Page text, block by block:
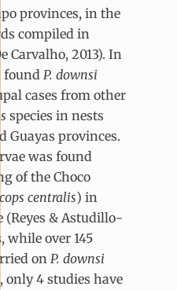
provinces, in the
compiled in
Carvalho, 2013). In
found P. downsi
cases from other
species in nests
Guayas provinces.
was found
of the Choco
centralis) in
(Reyes & Astudillo-
while over 145
on P. downsi
only 4 studies have